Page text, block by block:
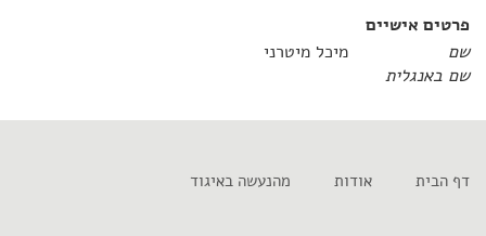
פרטים אישיים
שם
מיכל מיטרני
שם באנגלית
דף הבית אודות מהנעשה באיגוד